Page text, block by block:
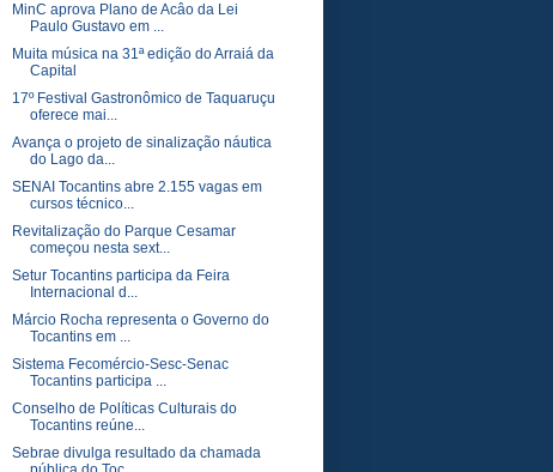
MinC aprova Plano de Acâo da Lei
Paulo Gustavo em ...
Muita música na 31ª edição do Arraiá da
Capital
17º Festival Gastronômico de Taquaruçu
oferece mai...
Avança o projeto de sinalização náutica
do Lago da...
SENAI Tocantins abre 2.155 vagas em
cursos técnico...
Revitalização do Parque Cesamar
começou nesta sext...
Setur Tocantins participa da Feira
Internacional d...
Márcio Rocha representa o Governo do
Tocantins em ...
Sistema Fecomércio-Sesc-Senac
Tocantins participa ...
Conselho de Políticas Culturais do
Tocantins reúne...
Sebrae divulga resultado da chamada